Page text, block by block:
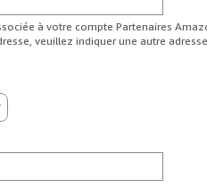
à votre compte Partenaires
veuillez indiquer une autre adresse